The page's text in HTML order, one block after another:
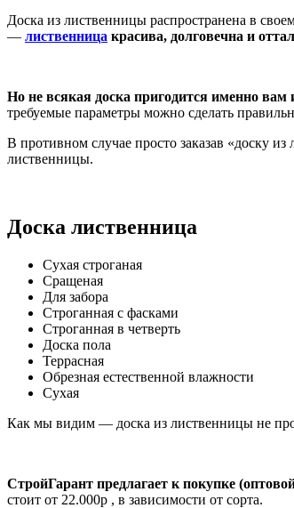
Доска из лиственницы распространена в
— лиственница красива, долговечна и
Но не всякая доска пригодится именно
требуемые параметры можно сделать
В противном случае просто заказав «доску
лиственницы.
Доска лиственница
Сухая строганая
Сращеная
Для забора
Строганная с фасками
Строганная в четверть
Доска пола
Террасная
Обрезная естественной влажности
Сухая
Как мы видим — доска из лиственницы не
СтройГарант предлагает к покупке
стоит от 22.000р , в зависимости от сорта.